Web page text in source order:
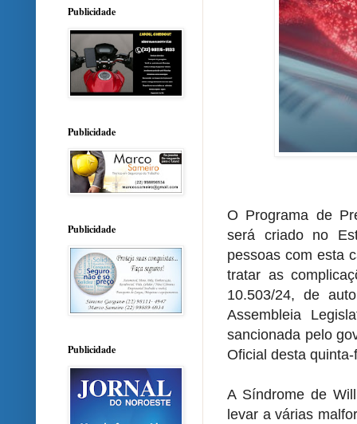
O Programa de
será criado no
pessoas com esta
tratar as
10.503/24, de
Assembleia
sancionada pelo
Oficial desta
A Síndrome de
levar a várias
Publicidade
Publicidade
Publicidade
Publicidade